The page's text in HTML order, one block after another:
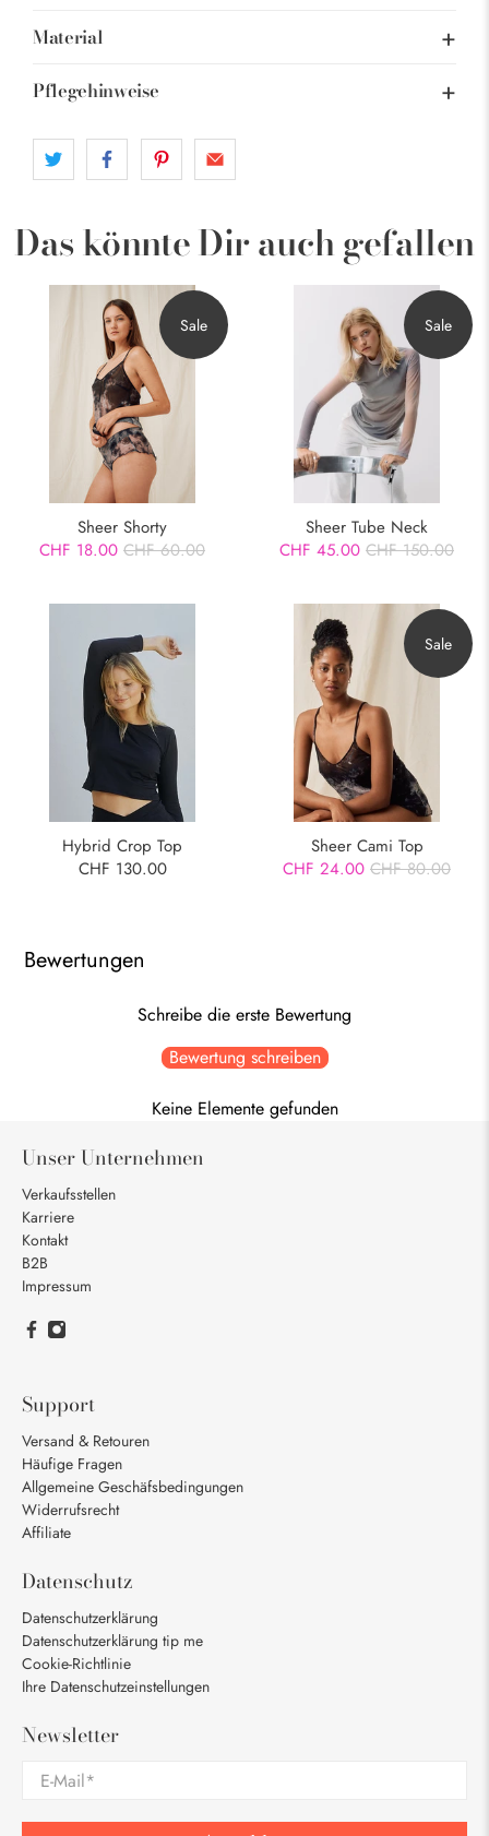
Material
Pflegehinweise
Das könnte Dir auch gefallen
Sale
Sheer Shorty
CHF 18.00 CHF 60.00
Sale
Sheer Tube Neck
CHF 45.00 CHF 150.00
Hybrid Crop Top
CHF 130.00
Sale
Sheer Cami Top
CHF 24.00 CHF 80.00
Bewertungen
Schreibe die erste Bewertung
Bewertung schreiben
Keine Elemente gefunden
Unser Unternehmen
Verkaufsstellen
Karriere
Kontakt
B2B
Impressum
Support
Versand & Retouren
Häufige Fragen
Allgemeine Geschäfsbedingungen
Widerrufsrecht
Affiliate
Datenschutz
Datenschutzerklärung
Datenschutzerklärung tip me
Cookie-Richtlinie
Ihre Datenschutzeinstellungen
Newsletter
E-Mail*